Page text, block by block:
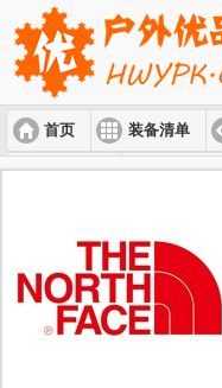
首页 装备清单
入门套装 进阶套装